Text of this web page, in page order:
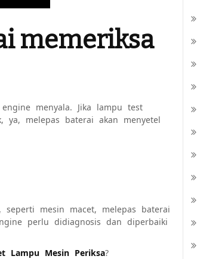
memeriksa
menyala. Jika lampu test
melepas baterai akan menyetel
mesin macet, melepas baterai
perlu didiagnosis dan diperbaiki
Lampu Mesin Periksa?